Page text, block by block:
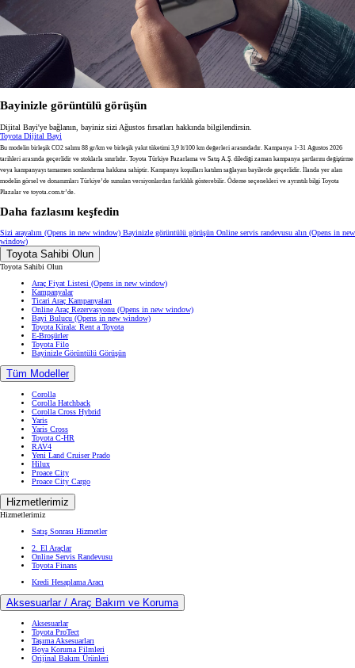
Bayinizle görüntülü görüşün
Dijital Bayi'ye bağlanın, bayiniz sizi Ağustos fırsatları hakkında bilgilendirsin.
Toyota Dijital Bayi
Bu modelin birleşik CO2 salımı 88 gr/km ve birleşik yakıt tüketimi 3,9 lt/100 km değerleri arasındadır. Kampanya 1-31 Ağustos 2026
tarihleri arasında geçerlidir ve stoklarla sınırlıdır. Toyota Türkiye Pazarlama ve Satış A.Ş. dilediği zaman kampanya şartlarını değiştirme
veya kampanyayı tamamen sonlandırma hakkına sahiptir. Kampanya koşulları katılım sağlayan bayilerde geçerlidir. İlanda yer alan
modelin görsel ve donanımları Türkiye’de sunulan versiyonlardan farklılık gösterebilir. Ödeme seçenekleri ve ayrıntılı bilgi Toyota
Plazalar ve toyota.com.tr’de.
Daha fazlasını keşfedin
Sizi arayalım (Opens in new window) Bayinizle görüntülü görüşün Online servis randevusu alın (Opens in new
window)
Toyota Sahibi Olun
Toyota Sahibi Olun
Araç Fiyat Listesi (Opens in new window)
Kampanyalar
Ticari Araç Kampanyaları
Online Araç Rezervasyonu (Opens in new window)
Bayi Bulucu (Opens in new window)
Toyota Kirala: Rent a Toyota
E-Broşürler
Toyota Filo
Bayinizle Görüntülü Görüşün
Tüm Modeller
Corolla
Corolla Hatchback
Corolla Cross Hybrid
Yaris
Yaris Cross
Toyota C-HR
RAV4
Yeni Land Cruiser Prado
Hilux
Proace City
Proace City Cargo
Hizmetlerimiz
Hizmetlerimiz
Satış Sonrası Hizmetler
2. El Araçlar
Online Servis Randevusu
Toyota Finans
Kredi Hesaplama Aracı
Aksesuarlar / Araç Bakım ve Koruma
Aksesuarlar
Toyota ProTect
Taşıma Aksesuarları
Boya Koruma Filmleri
Orijinal Bakım Ürünleri